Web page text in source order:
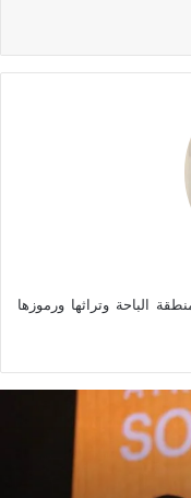
الباحة وتراثها ورموزها